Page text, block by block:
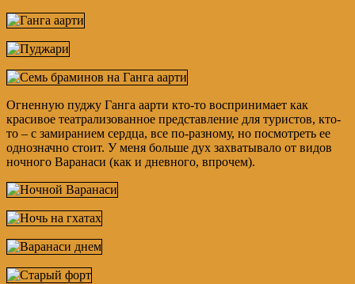
Огненную пуджу Ганга аарти кто-то воспринимает как
красивое театрализованное представление для туристов, кто-
то – с замиранием сердца, все по-разному, но посмотреть ее
однозначно стоит. У меня больше дух захватывало от видов
ночного Варанаси (как и дневного, впрочем).